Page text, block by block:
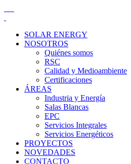
SOLAR ENERGY
NOSOTROS
Quiénes somos
RSC
Calidad y Medioambiente
Certificaciones
ÁREAS
Industria y Energía
Salas Blancas
EPC
Servicios Integrales
Servicios Energéticos
PROYECTOS
NOVEDADES
CONTACTO